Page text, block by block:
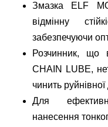
Змазка ELF
відмінну
забезпечуючи
Розчинник, що
CHAIN LUBE,
чинить
Для
нанесення